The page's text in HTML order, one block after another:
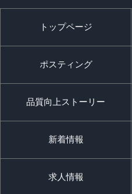
トップページ
ポスティング
品質向上ストーリー
新着情報
求人情報